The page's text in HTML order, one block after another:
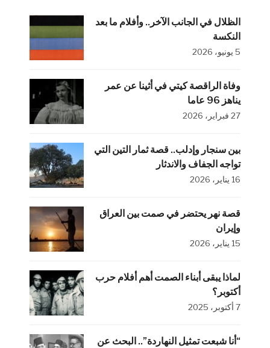
الظلال في الجانب الآخر.. وأفلام ما بعد
النكسة
5 يونيو، 2026
وفاة الراقصة كيتي في أثينا عن عمر
يناهز 96 عاما
27 فبراير، 2026
بين سنجار وإدلب.. قصة ثمار التين التي
تواجه الجفاف والاندثار
16 يناير، 2026
قصة نهر يحتضر في صمت بين العراق
وإيران
15 يناير، 2026
لماذا يبقى أبناء الصمت أهم أفلام حرب
أكتوبر؟
7 أكتوبر، 2025
“أنا شبعت تمثيل النهاردة”.. البحث عن